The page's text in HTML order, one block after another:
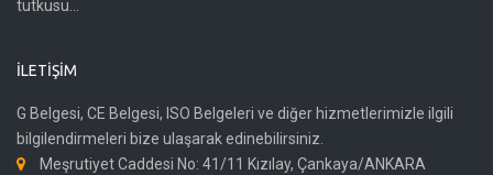
tutkusu...
İLETIŞIM
G Belgesi, CE Belgesi, ISO Belgeleri ve diğer hizmetlerimizle ilgili
bilgilendirmeleri bize ulaşarak edinebilirsiniz.
Meşrutiyet Caddesi No: 41/11 Kızılay, Çankaya/ANKARA